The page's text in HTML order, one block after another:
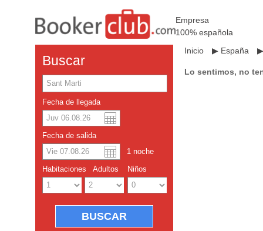
Empresa
100% española
Buscar
Fecha de llegada
Fecha de salida
1 noche
Habitaciones Adultos Niños
Inicio ▶ España
Lo sentimos, no